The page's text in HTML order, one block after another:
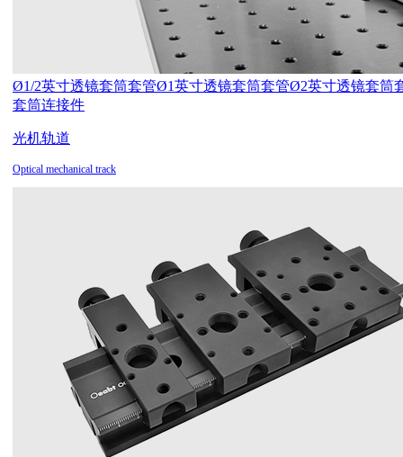
Ø1/2英寸透镜套筒套管Ø1英寸透镜套筒套管Ø2英寸透镜套筒
套筒连接件
光机轨道
Optical mechanical track